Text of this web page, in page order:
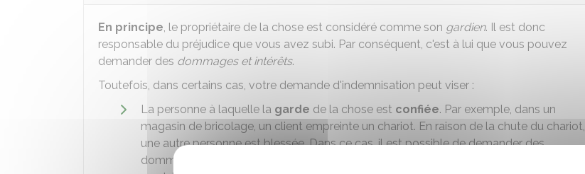
En principe, le propriétaire de la chose est considéré comme son gardien. Il est donc
responsable du préjudice que vous avez subi. Par conséquent, c'est à lui que vous pouvez
demander des dommages et intérêts.
Toutefois, dans certains cas, votre demande d'indemnisation peut viser :
La personne à laquelle la garde de la chose est confiée. Par exemple, dans un
magasin de bricolage, un client empreinte un chariot. En raison de la chute du chariot,
une autre personne est blessée. Dans ce cas, il est possible de demander des
dommages et intérêts au client qui conduisait le chariot lorsque les faits se sont